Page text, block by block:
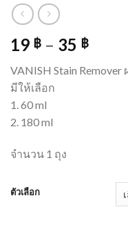
19 ฿ – 35 ฿
VANISH Stain
มีให้เลือก
1. 60 ml
2. 180 ml
จำนวน 1 ถุง
ตัวเลือก